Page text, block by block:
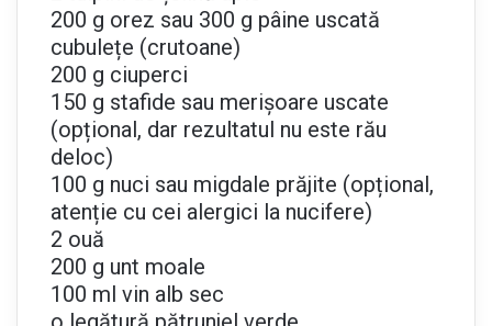
200 g orez sau 300 g pâine uscată
cubulețe (crutoane)
200 g ciuperci
150 g stafide sau merișoare uscate
(opțional, dar rezultatul nu este rău
deloc)
100 g nuci sau migdale prăjite (opțional,
atenție cu cei alergici la nucifere)
2 ouă
200 g unt moale
100 ml vin alb sec